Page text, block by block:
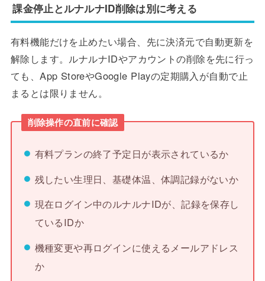
課金停止とルナルナID削除は別に考える
有料機能だけを止めたい場合、先に決済元で自動更新を
解除します。ルナルナIDやアカウントの削除を先に行っ
ても、App StoreやGoogle Playの定期購入が自動で止
まるとは限りません。
削除操作の直前に確認
有料プランの終了予定日が表示されているか
残したい生理日、基礎体温、体調記録がないか
現在ログイン中のルナルナIDが、記録を保存し
ているIDか
機種変更や再ログインに使えるメールアドレス
か